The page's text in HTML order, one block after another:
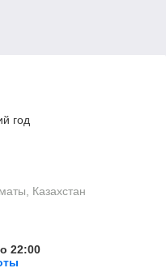
год
Казахстан
22:00